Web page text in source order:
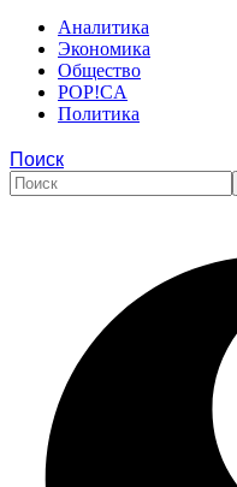
Аналитика
Экономика
Общество
POP!CA
Политика
Поиск